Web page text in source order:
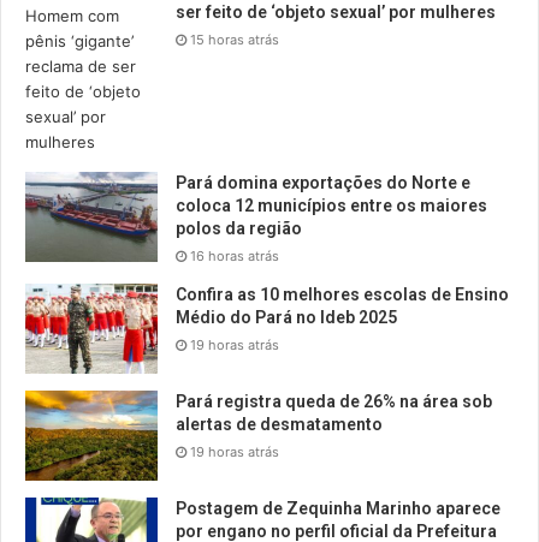
ser feito de ‘objeto sexual’ por mulheres
15 horas atrás
Pará domina exportações do Norte e
coloca 12 municípios entre os maiores
polos da região
16 horas atrás
Confira as 10 melhores escolas de Ensino
Médio do Pará no Ideb 2025
19 horas atrás
Pará registra queda de 26% na área sob
alertas de desmatamento
19 horas atrás
Postagem de Zequinha Marinho aparece
por engano no perfil oficial da Prefeitura